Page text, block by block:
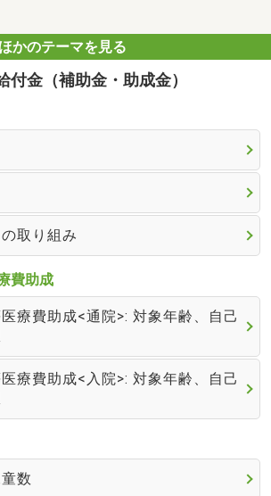
かのテーマを見る
付金（補助金・助成金）
取り組み
費助成
療費助成<通院>: 対象年齢、自己
療費助成<入院>: 対象年齢、自己
数